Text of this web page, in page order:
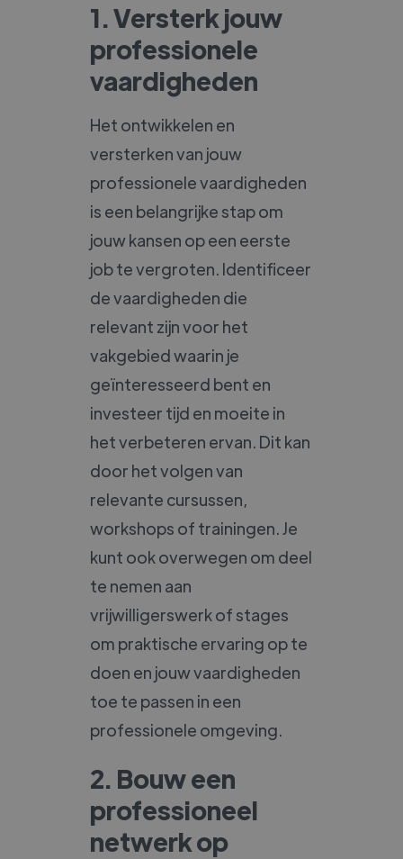
1. Versterk jouw
professionele
vaardigheden
Het ontwikkelen en
versterken van jouw
professionele vaardigheden
is een belangrijke stap om
jouw kansen op een eerste
job te vergroten. Identificeer
de vaardigheden die
relevant zijn voor het
vakgebied waarin je
geïnteresseerd bent en
investeer tijd en moeite in
het verbeteren ervan. Dit kan
door het volgen van
relevante cursussen,
workshops of trainingen. Je
kunt ook overwegen om deel
te nemen aan
vrijwilligerswerk of stages
om praktische ervaring op te
doen en jouw vaardigheden
toe te passen in een
professionele omgeving.
2. Bouw een
professioneel
netwerk op